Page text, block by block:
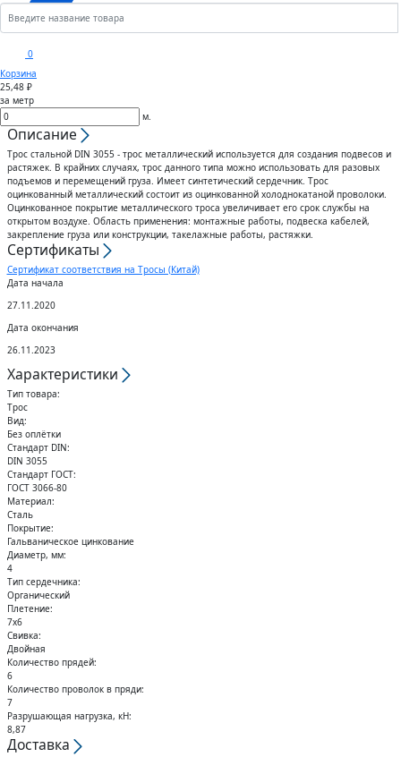
0
Корзина
Анкеры
Шплинты
Штифты
Дюбели
Шурупы
Гвозди
Спец.крепеж
Кольца стопорные
Скобы
Крюки
Вертлюги
Блоки
Сектора управления к
дроссельному клапану
Воздуховоды гибкие
Диффузоры для вентиляции
Штампованные изделия
Клапаны
Гибкие вставки
Воздухо-распределители
25,48 ₽
за метр
м.
Описание
Трос стальной DIN 3055 - трос металлический используется для создания подвесов и
растяжек. В крайних случаях, трос данного типа можно использовать для разовых
подъемов и перемещений груза. Имеет синтетический сердечник. Трос
оцинкованный металлический состоит из оцинкованной холоднокатаной проволоки.
Оцинкованное покрытие металлического троса увеличивает его срок службы на
открытом воздухе. Область применения: монтажные работы, подвеска кабелей,
закрепление груза или конструкции, такелажные работы, растяжки.
Сертификаты
Сертификат соответствия на Тросы (Китай)
Дата начала
27.11.2020
Дата окончания
26.11.2023
Характеристики
Тип товара:
Трос
Вид:
Без оплётки
Стандарт DIN:
DIN 3055
Стандарт ГОСТ:
ГОСТ 3066-80
Материал:
Сталь
Покрытие:
Гальваническое цинкование
Диаметр, мм:
4
Тип сердечника:
Органический
Плетение:
7х6
Свивка:
Двойная
Количество прядей:
6
Количество проволок в пряди:
7
Разрушающая нагрузка, кН:
8,87
Доставка